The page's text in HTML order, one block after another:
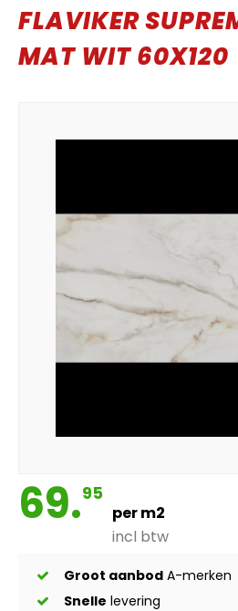
FLAVIKER
MAT WIT 60X120
69.95
per m2
incl btw
Groot aanbod A-merken
Snelle levering